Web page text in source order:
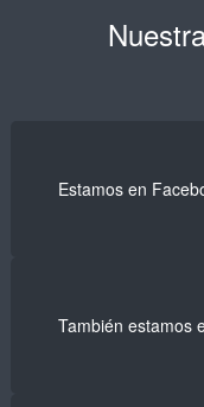
Estamos en
También estamos